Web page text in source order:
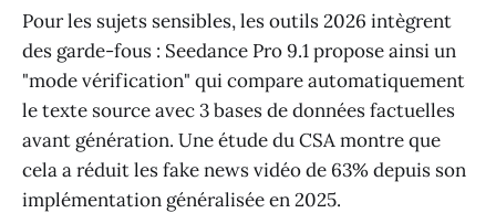
Pour les sujets sensibles, les outils 2026 intègrent
des garde-fous : Seedance Pro 9.1 propose ainsi un
"mode vérification" qui compare automatiquement
le texte source avec 3 bases de données factuelles
avant génération. Une étude du CSA montre que
cela a réduit les fake news vidéo de 63% depuis son
implémentation généralisée en 2025.